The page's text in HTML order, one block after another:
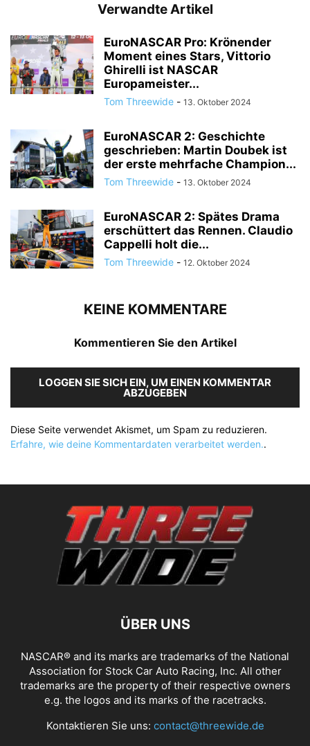
Verwandte Artikel
EuroNASCAR Pro: Krönender
Moment eines Stars, Vittorio
Ghirelli ist NASCAR
Europameister...
Tom Threewide - 13. Oktober 2024
EuroNASCAR 2: Geschichte
geschrieben: Martin Doubek ist
der erste mehrfache Champion...
Tom Threewide - 13. Oktober 2024
EuroNASCAR 2: Spätes Drama
erschüttert das Rennen. Claudio
Cappelli holt die...
Tom Threewide - 12. Oktober 2024
KEINE KOMMENTARE
Kommentieren Sie den Artikel
LOGGEN SIE SICH EIN, UM EINEN KOMMENTAR
ABZUGEBEN
Diese Seite verwendet Akismet, um Spam zu reduzieren.
Erfahre, wie deine Kommentardaten verarbeitet werden..
ÜBER UNS
NASCAR® and its marks are trademarks of the National
Association for Stock Car Auto Racing, Inc. All other
trademarks are the property of their respective owners
e.g. the logos and its marks of the racetracks.
Kontaktieren Sie uns: contact@threewide.de